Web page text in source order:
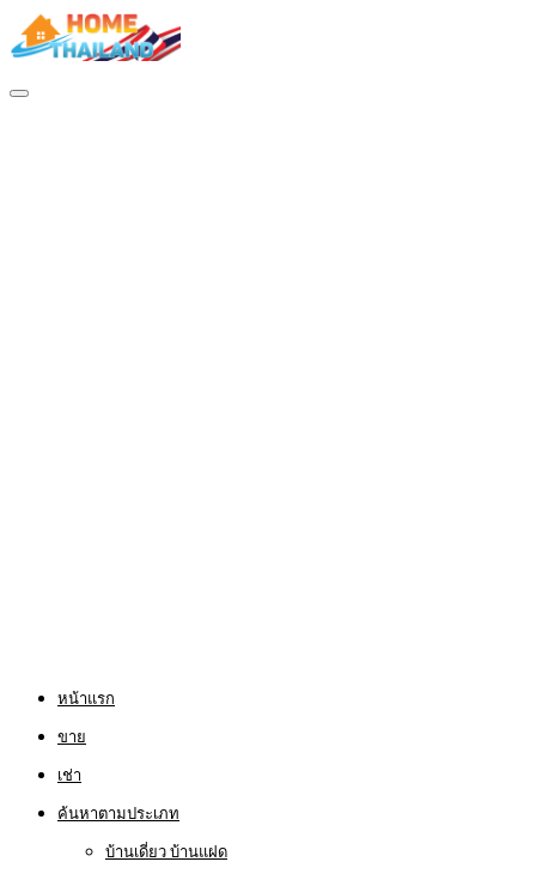
หน้าแรก
ขาย
เช่า
ค้นหาตามประเภท
บ้านเดี่ยว บ้านแฝด